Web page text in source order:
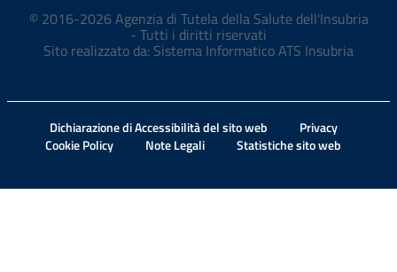
© 2016-2026 Agenzia di Tutela della Salute dell'Insubria
- Tutti i diritti riservati
Sito realizzato da: Sistema Informatico ATS Insubria
Dichiarazione di Accessibilità del sito web
Privacy
Cookie Policy
Note Legali Statistiche sito web